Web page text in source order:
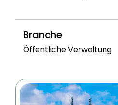
Branche
Öffentliche Verwaltung